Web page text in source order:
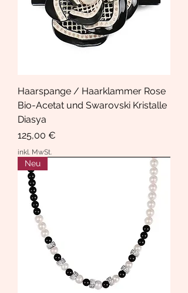
Haarspange / Haarklammer Rose
Bio-Acetat und Swarovski Kristalle
Diasya
Preis
125,00 €
inkl. MwSt.
Neu